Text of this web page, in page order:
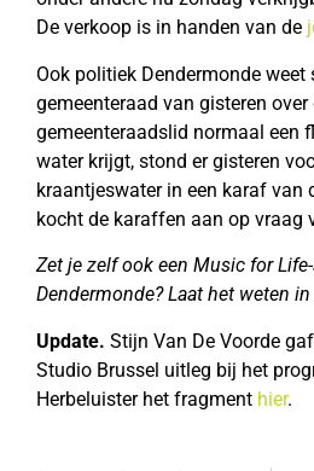
De verkoop is in handen van de
Ook politiek Dendermonde weet
gemeenteraad van gisteren
gemeenteraadslid normaal een
water krijgt, stond er gisteren
kraantjeswater in een karaf van
kocht de karaffen aan op vraag
Zet je zelf ook een Music for
Dendermonde? Laat het weten
Update. Stijn Van De Voorde
Studio Brussel uitleg bij het
Herbeluister het fragment hier.